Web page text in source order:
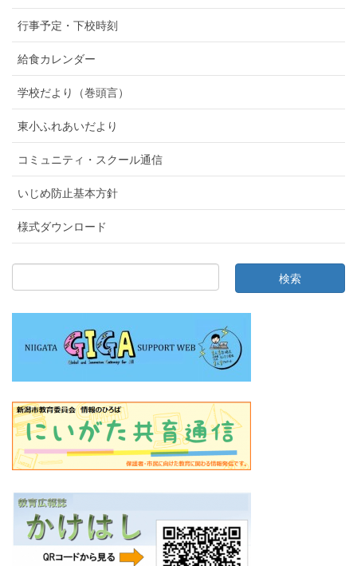
行事予定・下校時刻
給食カレンダー
学校だより（巻頭言）
東小ふれあいだより
コミュニティ・スクール通信
いじめ防止基本方針
様式ダウンロード